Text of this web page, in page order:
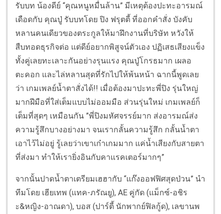
รับบท น้องดีย์ “คุณหนูหมื่นล้าน” มีเหตุต้องปะทะอารมณ์
เดือดกับ คุณปู่ รับบทโดย ปิง ฟรุตตี้ ที่ออกคำสั่ง บังคับ
หลานคนเดียวของตระกูลให้มาฝึกงานที่บริษัท หวังให้
สืบทอดธุรกิจต่อ แต่ดีย์อยากพิสูจน์ตัวเอง ปฏิเสธเสียงแข็ง
ทั้งคู่เลยทะเลาะกันอย่างรุนแรง คุณปู่โกรธมาก เผลอ
ตะคอก และไล่หลานสุดที่รักไปให้พ้นหน้า ฉากนี้พูดเลย
ว่า เกมเพลย์น้ำตาสั่งได้!! เมื่อต้องมาปะทะพี่ปิง รุ่นใหญ่
มากฝีมือที่ใส่เต็มแบบไม่ออมมือ ส่วนรุ่นใหม่ เกมเพลย์ก็
เต็มที่สุดๆ เหมือนกัน ”พี่ปิงมหัศจรรย์มาก ส่งอารมณ์ส่ง
ความรู้สึกบางอย่างมา จนเรากลั้นความรู้สึก กลั้นน้ำตา
เอาไว้ไม่อยู่ รู้เลยว่าเขาเก๋าเกมมาก แค่น้ำเสียงกับสายตา
ที่ส่งมา ทำให้เรายิ่งอินกับคาแรคเตอร์มากๆ”
จากนั้นปาดน้ำตาเตรียมเฮฮากับ “แก๊งออฟฟิศสุดป่วน” นำ
ทีมโดย เฮียเทพ (แทค-ภรัณยู), AE คู่กัด (แม็กซ์-อชิร
ะ&หญิง-อาณดา), บอส (ปาร์ตี้ นักพากย์ฟิลกู้ด), เลขานพ